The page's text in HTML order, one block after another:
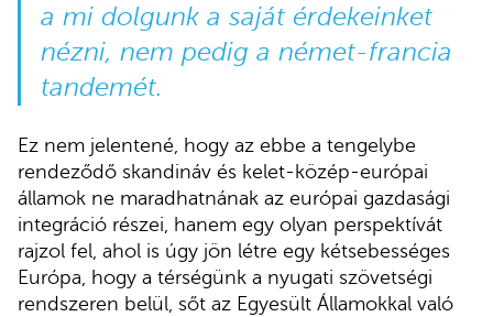
a mi dolgunk a saját érdekeinket
nézni, nem pedig a német-francia
tandemét.
Ez nem jelentené, hogy az ebbe a tengelybe
rendeződő skandináv és kelet-közép-európai
államok ne maradhatnának az európai gazdasági
integráció részei, hanem egy olyan perspektívát
rajzol fel, ahol is úgy jön létre egy kétsebességes
Európa, hogy a térségünk a nyugati szövetségi
rendszeren belül, sőt az Egyesült Államokkal való